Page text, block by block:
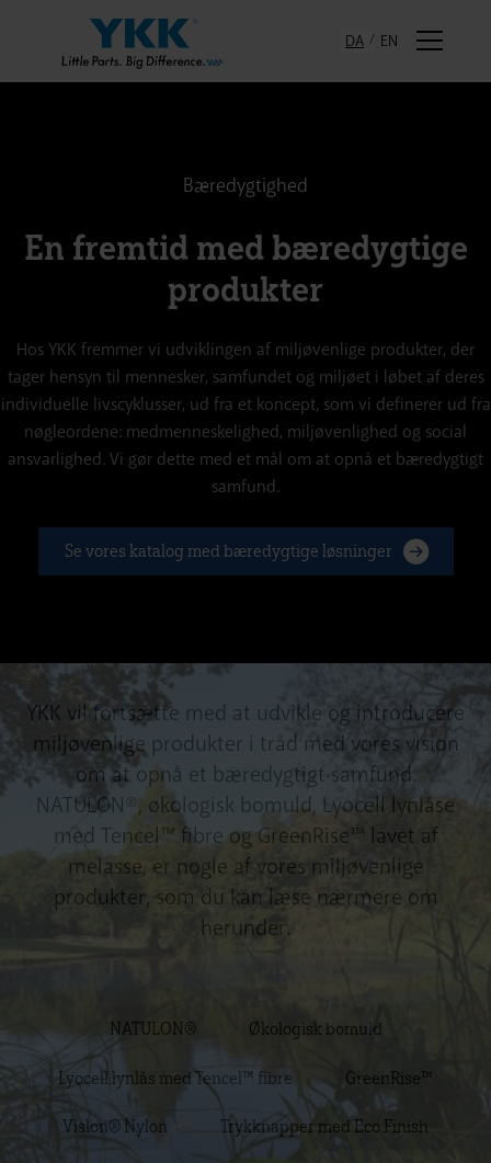
DA EN
Bæredygtighed
En fremtid med bæredygtige
produkter
Hos YKK fremmer vi udviklingen af miljøvenlige produkter, der
tager hensyn til mennesker, samfundet og miljøet i løbet af deres
individuelle livscyklusser, ud fra et koncept, som vi definerer ud fra
nøgleordene: medmenneskelighed, miljøvenlighed og social
ansvarlighed. Vi gør dette med et mål om at opnå et bæredygtigt
samfund.
Se vores katalog med bæredygtige løsninger
YKK vil fortsætte med at udvikle og introducere
miljøvenlige produkter i tråd med vores vision
om at opnå et bæredygtigt samfund.
NATULON®, økologisk bomuld, Lyocell lynlåse
med Tencel™ fibre og GreenRise™ lavet af
melasse, er nogle af vores miljøvenlige
produkter, som du kan læse nærmere om
herunder.
NATULON® Økologisk bomuld
Lyocell lynlås med Tencel™ fibre GreenRise™
Vislon® Nylon Trykknapper med Eco Finish